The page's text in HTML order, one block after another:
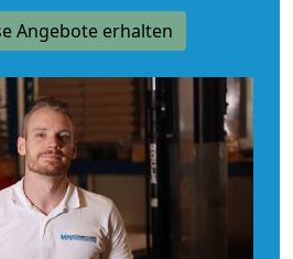
Angebote erhalten